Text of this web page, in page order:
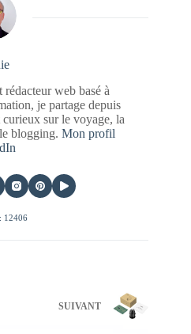
web basé à
je partage depuis
sur le voyage, la
blogging. Mon profil
12406
SUIVANT